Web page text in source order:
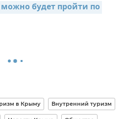
будет пройти по
в Крыму Внутренний туризм